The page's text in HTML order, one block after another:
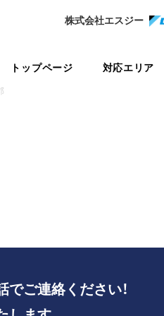
株式会社エスジー
トップページ 対応エリア
ご連絡ください！